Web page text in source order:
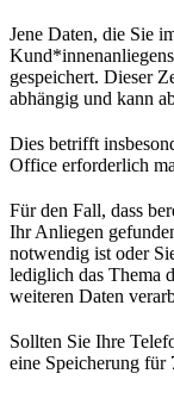
Jene Daten, die Sie
gespeichert. Dieser
abhängig und kann
Dies betrifft
Office erforderlich
Für den Fall, dass
Ihr Anliegen
notwendig ist oder
lediglich das Thema
weiteren Daten
Sollten Sie Ihre
eine Speicherung für